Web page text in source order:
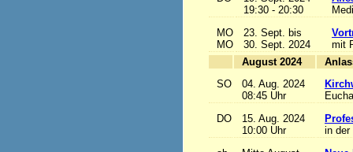
19:30 - 20:30
MO
MO
23. Sept. bis
30. Sept. 2024
mit
August 2024
SO
04. Aug. 2024
08:45 Uhr
DO
15. Aug. 2024
10:00 Uhr
in der